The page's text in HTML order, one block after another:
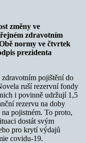
změny ve
zdravotním
normy ve čtvrtek
prezidenta
zdravotním pojištění do
ruší rezervní fondy
i povinně udržují 1,5
rezervu na doby
pojistném. To proto,
dostát svým
pro krytí výdajů
covidu-19.